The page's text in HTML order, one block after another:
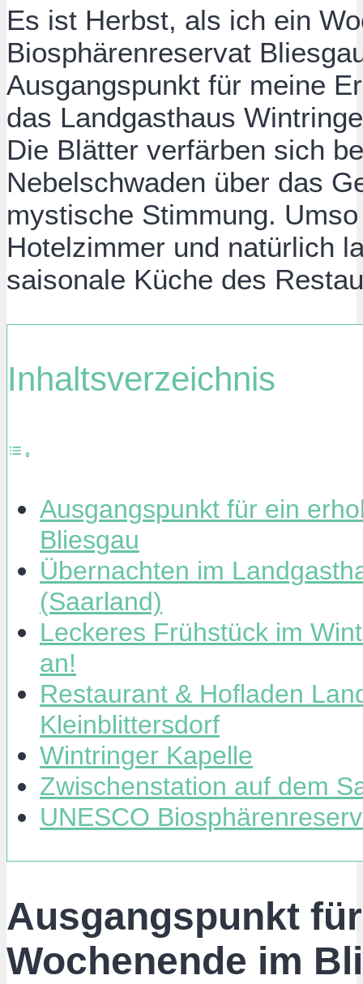
Es ist Herbst, als ich ein
Biosphärenreservat
Ausgangspunkt für meine
das Landgasthaus
Die Blätter verfärben sich
Nebelschwaden über das
mystische Stimmung.
Hotelzimmer und natürlich
saisonale Küche des
Inhaltsverzeichnis
Ausgangspunkt für ein
Bliesgau
Übernachten im
(Saarland)
Leckeres Frühstück im
an!
Restaurant & Hofladen
Kleinblittersdorf
Wintringer Kapelle
Zwischenstation auf dem
UNESCO
Ausgangspunkt
Wochenende im